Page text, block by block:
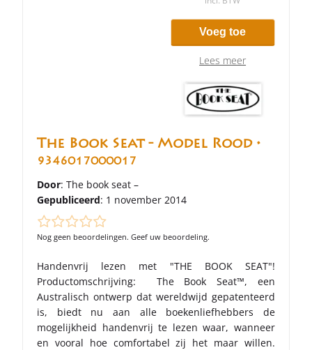
Voeg toe
Lees meer
The Book Seat - Model Rood •
9346017000017
Door: The book seat –
Gepubliceerd: 1 november 2014
Nog geen beoordelingen. Geef uw beoordeling.
Handenvrij lezen met "THE BOOK SEAT"!
Productomschrijving: The Book Seat™, een
Australisch ontwerp dat wereldwijd gepatenteerd
is, biedt nu aan alle boekenliefhebbers de
mogelijkheid handenvrij te lezen waar, wanneer
en vooral hoe comfortabel zij het maar willen.